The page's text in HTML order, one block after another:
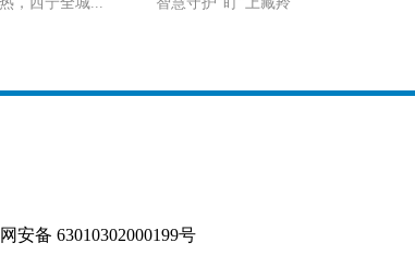
安备 63010302000199号